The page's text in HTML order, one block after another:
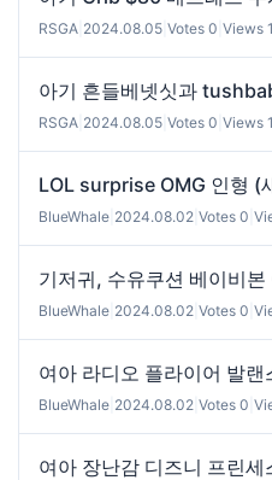
RSGA 2024.08.05 Votes 0 Views
아기 흔들베넷싯과
RSGA 2024.08.05 Votes 0 Views
LOL surprise OMG 인형 (
BlueWhale 2024.08.02 Votes 0
기저귀, 수유쿠션 베이비
BlueWhale 2024.08.02 Votes 0
여아 라디오 플라이어 발랜
BlueWhale 2024.08.02 Votes 0
여아 장난감 디즈니 프린